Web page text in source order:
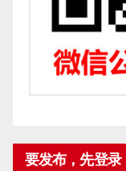
要发布，先登录